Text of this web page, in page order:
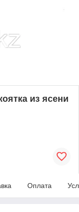
из ясени
Оплата